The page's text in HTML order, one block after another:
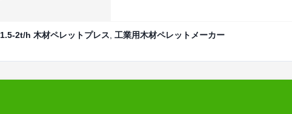
1.5-2t/h 木材ペレットプレス 工業用木材ペレットメーカー